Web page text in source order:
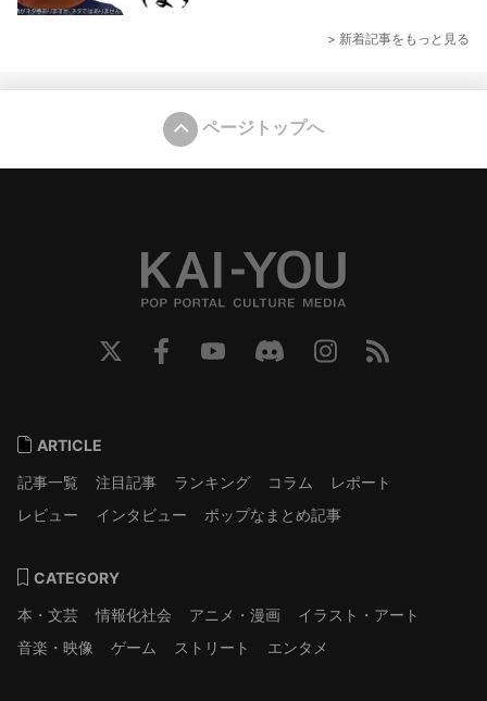
> 新着記事をもっと見る
ページトップへ
ARTICLE
記事一覧
注目記事 ランキング コラム
レポート
レビュー
インタビュー ポップなまとめ記事
CATEGORY
本・文芸
情報化社会 アニメ・漫画
イラスト・アート
音楽・映像
ゲーム ストリート エンタメ